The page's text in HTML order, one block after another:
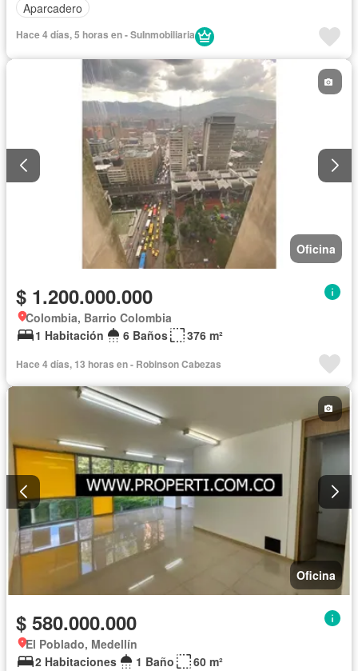
Aparcadero
Hace 4 días, 5 horas en - SuInmobiliaria
Oficina
$ 1.200.000.000
Colombia, Barrio Colombia
1 Habitación
6 Baños 376 m²
Hace 4 días, 13 horas en - Robinson Cabezas
Oficina
$ 580.000.000
El Poblado, Medellín
2 Habitaciones
1 Baño
60 m²